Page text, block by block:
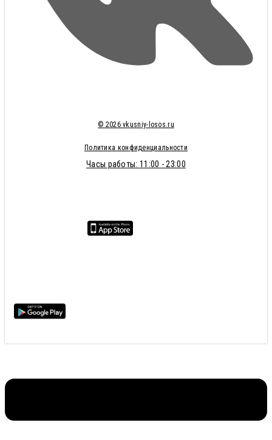
© 2026 vkusniy-losos.ru
Политика конфиденциальности
Часы работы: 11:00 - 23:00